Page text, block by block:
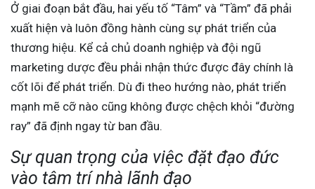
Ở giai đoạn bắt đầu, hai yếu tố “Tâm” và “Tầm” đã phải
xuất hiện và luôn đồng hành cùng sự phát triển của
thương hiệu. Kể cả chủ doanh nghiệp và đội ngũ
marketing dược đều phải nhận thức được đây chính là
cốt lõi để phát triển. Dù đi theo hướng nào, phát triển
mạnh mẽ cỡ nào cũng không được chệch khỏi “đường
ray” đã định ngay từ ban đầu.
Sự quan trọng của việc đặt đạo đức
vào tâm trí nhà lãnh đạo